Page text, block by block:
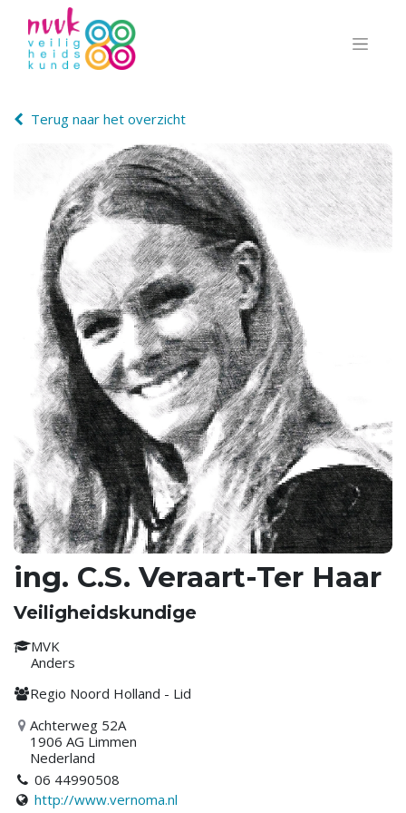
Terug naar het overzicht
ing. C.S. Veraart-Ter Haar
Veiligheidskundige
MVK
Anders
Regio Noord Holland - Lid
Achterweg 52A
1906 AG Limmen
Nederland
06 44990508
http://www.vernoma.nl